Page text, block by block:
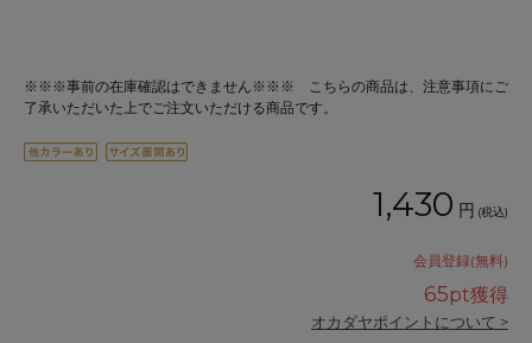
※※※事前の在庫確認はできません※※※ こちらの商品は、注意事項にご
了承いただいた上でご注文いただける商品です。
1,430 円 (税込)
会員登録(無料)
65pt獲得
オカダヤポイントについて >